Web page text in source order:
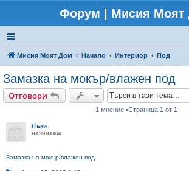
Форум | Мисия Моят
Мисия Моят Дом Начало Интериор Под
Замазка на мокър/влажен под
Отговори
1 мнение •Страница 1 от 1
Лъки
начинаещ
Замазка на мокър/влажен под